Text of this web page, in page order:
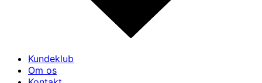
Kundeklub
Om os